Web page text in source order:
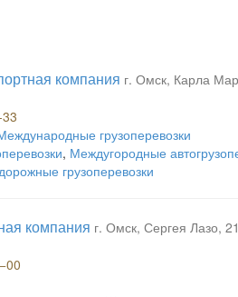
компания г. Омск, Карла
грузоперевозки
, Междугородные
грузоперевозки
компания г. Омск, Сергея Лазо,